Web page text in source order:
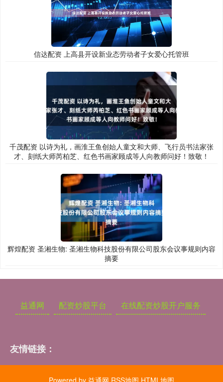
信达配资 上高县开设新业态劳动者子女爱心托管班
千茂配资 以诗为礼，画淮王鱼创始人童文和大师、飞行员书法家张
才、刻纸大师芮柏芝、红色书画家顾成等人向教师问好！致敬！
辉煌配资 圣湘生物: 圣湘生物科技股份有限公司股东会议事规则内容
摘要
益通网 配资炒股平台 在线配资炒股开户服务
友情链接：